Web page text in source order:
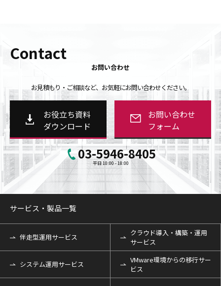
Contact
お問い合わせ
お見積もり・ご相談など、お気軽にお問い合わせください。
お役立ち資料
ダウンロード
お問い合わせ
フォーム
03-5946-8405
平日 10:00 - 18:00
サービス・製品一覧
伴走型運用サービス
クラウド導入・構築・運用
サービス
システム運用サービス
VMware環境からの移行サー
ビス